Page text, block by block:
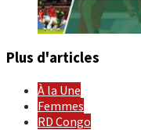
Plus d'articles
À la Une
Femmes
RD Congo